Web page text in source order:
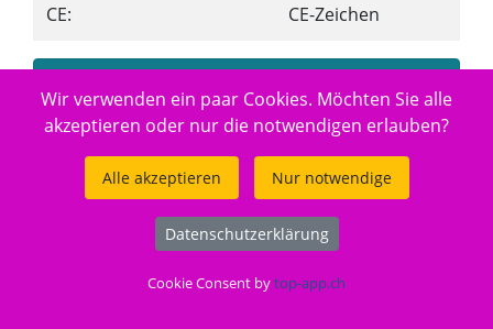
CE: CE-Zeichen
CHF 50,30
Jetzt bestellen
Ab Lager verfügbar (4 Stk.)
Wir verwenden ein paar Cookies. Möchten Sie alle
akzeptieren oder nur die notwendigen erlauben?
Alle akzeptieren Nur notwendige
Datenschutzerklärung
Cookie Consent bytop-app.ch